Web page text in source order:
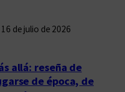
16 de julio de 2026
allá: reseña de
de época, de